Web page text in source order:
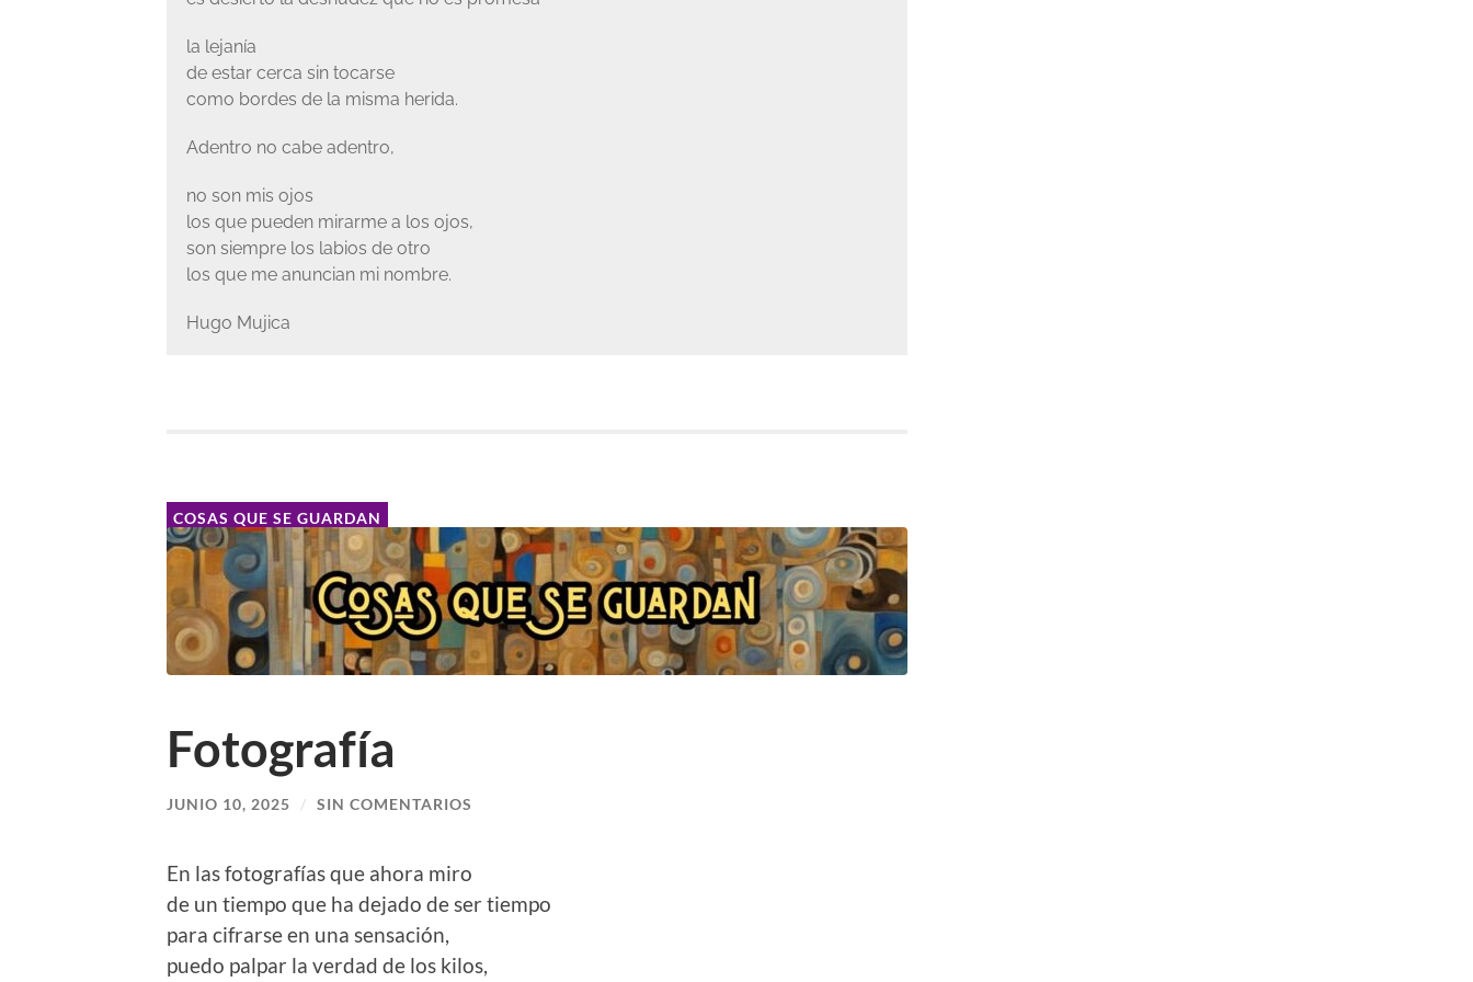
la lejanía
de estar cerca sin tocarse
como bordes de la misma herida.
Adentro no cabe adentro,
no son mis ojos
los que pueden mirarme a los ojos,
son siempre los labios de otro
los que me anuncian mi nombre.
Hugo Mujica
COSAS QUE SE GUARDAN
Fotografía
JUNIO 10, 2025 / SIN COMENTARIOS
En las fotografías que ahora miro
de un tiempo que ha dejado de ser tiempo
para cifrarse en una sensación,
puedo palpar la verdad de los kilos,